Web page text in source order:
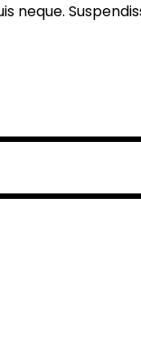
neque.